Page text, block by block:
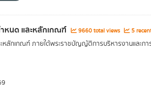
หนด และหลักเกณฑ์ 9660 total views 5
ลักเกณฑ์ ภายใต้พระราชบัญญัติการบริหารงานและกา